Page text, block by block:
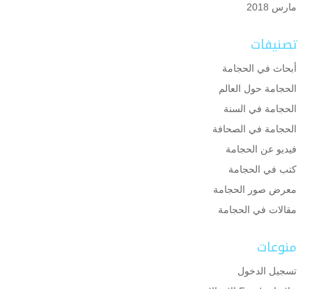
مارس 2018
تصنيفات
أبحاث في الحجامة
الحجامة حول العالم
الحجامة في السنة
الحجامة في الصحافة
فيديو عن الحجامة
كتب في الحجامة
معرض صور الحجامة
مقالات في الحجامة
منوعات
تسجيل الدخول